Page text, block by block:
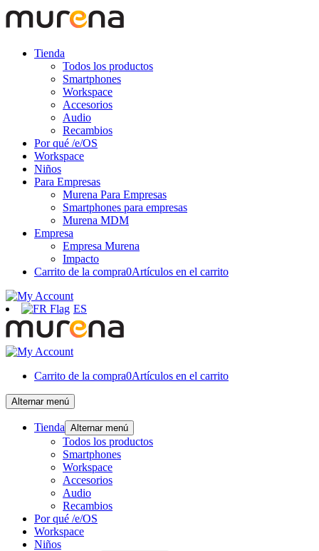
Tienda
Todos los productos
Smartphones
Workspace
Accesorios
Audio
Recambios
Por qué /e/OS
Workspace
Niños
Para Empresas
Murena Para Empresas
Smartphones para empresas
Murena MDM
Empresa
Empresa Murena
Impacto
Carrito de la compra0Artículos en el carrito
ES
Carrito de la compra0Artículos en el carrito
Alternar menú
Tienda Alternar menú
Todos los productos
Smartphones
Workspace
Accesorios
Audio
Recambios
Por qué /e/OS
Workspace
Niños